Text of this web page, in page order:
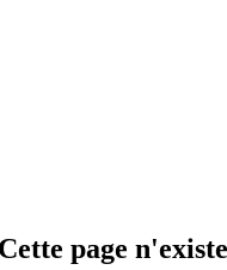
page